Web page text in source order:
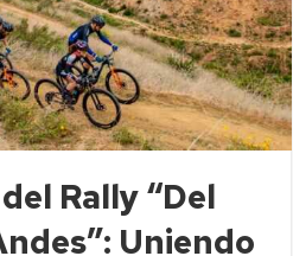
Rally “Del
Uniendo